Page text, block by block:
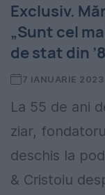
Exclusiv.
„Sunt cel
de stat din
7 IANUARIE 2023
La 55 de ani
ziar,
deschis la
& Cristoiu